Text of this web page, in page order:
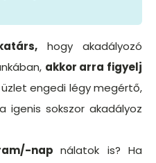
hogy akadályozó
akkor arra figyelj
üzlet engedi légy megértő,
igenis sokszor akadályoz
nap nálatok is? Ha